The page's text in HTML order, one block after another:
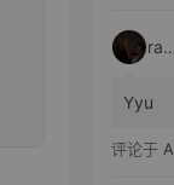
Yyu
评论于